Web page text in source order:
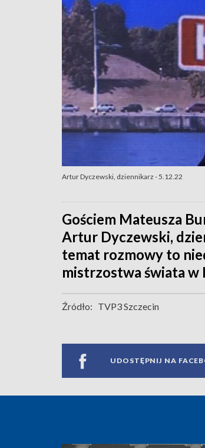
Artur Dyczewski, dziennikarz - 5.12.22
Gościem Mateusza
Artur Dyczewski,
temat rozmowy to
mistrzostwa świata w
Źródło: TVP3 Szczecin
UDOSTĘPNIJ NA